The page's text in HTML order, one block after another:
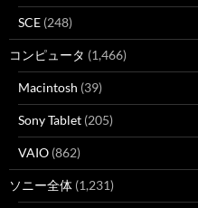
SCE (248)
コンピュータ (1,466)
Macintosh (39)
Sony Tablet (205)
VAIO (862)
ソニー全体 (1,231)